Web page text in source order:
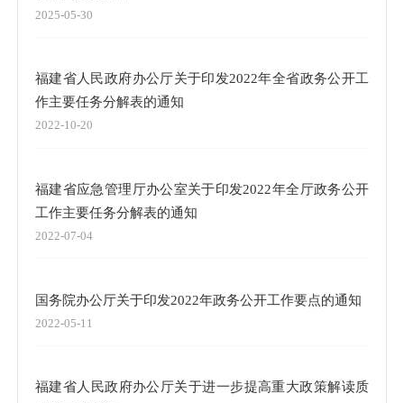
2025-05-30
福建省人民政府办公厅关于印发2022年全省政务公开工
作主要任务分解表的通知
2022-10-20
福建省应急管理厅办公室关于印发2022年全厅政务公开
工作主要任务分解表的通知
2022-07-04
国务院办公厅关于印发2022年政务公开工作要点的通知
2022-05-11
福建省人民政府办公厅关于进一步提高重大政策解读质